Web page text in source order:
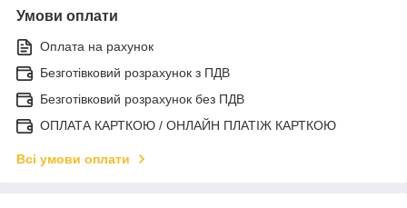
Умови оплати
Оплата на рахунок
Безготівковий розрахунок з ПДВ
Безготівковий розрахунок без ПДВ
ОПЛАТА КАРТКОЮ / ОНЛАЙН ПЛАТІЖ КАРТКОЮ
Всі умови оплати